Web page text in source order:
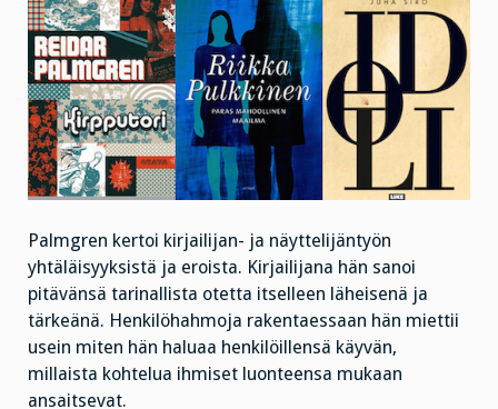
Palmgren kertoi kirjailijan- ja näyttelijäntyön
yhtäläisyyksistä ja eroista. Kirjailijana hän sanoi
pitävänsä tarinallista otetta itselleen läheisenä ja
tärkeänä. Henkilöhahmoja rakentaessaan hän miettii
usein miten hän haluaa henkilöillensä käyvän,
millaista kohtelua ihmiset luonteensa mukaan
ansaitsevat.